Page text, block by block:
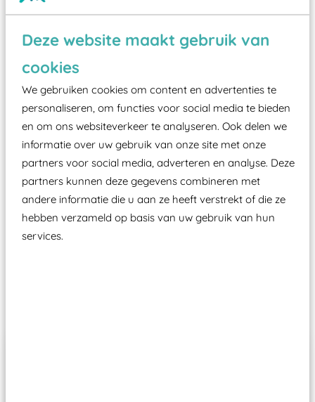
Deze website maakt gebruik van
cookies
We gebruiken cookies om content en advertenties te
personaliseren, om functies voor social media te bieden
en om ons websiteverkeer te analyseren. Ook delen we
informatie over uw gebruik van onze site met onze
partners voor social media, adverteren en analyse. Deze
partners kunnen deze gegevens combineren met
andere informatie die u aan ze heeft verstrekt of die ze
hebben verzameld op basis van uw gebruik van hun
services.
Wist je dat:
Vanaf een valhoogte van 1,5 meter een speciale
zoals kunstgras, rubber tegels of boomschors?
Elk speeltoestel in de openbare ruimte voorzien
moet zijn van een typekeuring, -plaatje en
certificering, uitgegeven door een Nederlands
aangewezen keuringsinstantie?
Wij ook speeltoestellen kunnen laten keuren zodat
ze toch binnen het Warenwetbesluit Attractie- en
Speeltoestellen vallen?